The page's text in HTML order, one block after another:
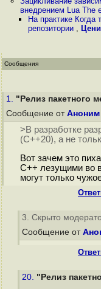
внедрением Lua The
На практике Когда
репозитории ,
Сообщения
1. "Релиз пакетного
Сообщение от Аноним
>В разработке
(C++20), а не
Вот зачем это
C++ лезущими во
могут только
3. Скрыто
Сообщение от
20. "Релиз